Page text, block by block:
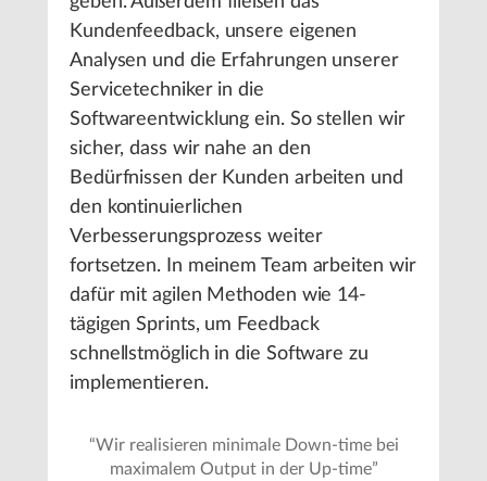
Kundenfeedback, unsere eigenen
Analysen und die Erfahrungen unserer
Servicetechniker in die
Softwareentwicklung ein. So stellen wir
sicher, dass wir nahe an den
Bedürfnissen der Kunden arbeiten und
den kontinuierlichen
Verbesserungsprozess weiter
fortsetzen. In meinem Team arbeiten wir
dafür mit agilen Methoden wie 14-
tägigen Sprints, um Feedback
schnellstmöglich in die Software zu
implementieren.
“Wir realisieren minimale Down-time bei
maximalem Output in der Up-time”